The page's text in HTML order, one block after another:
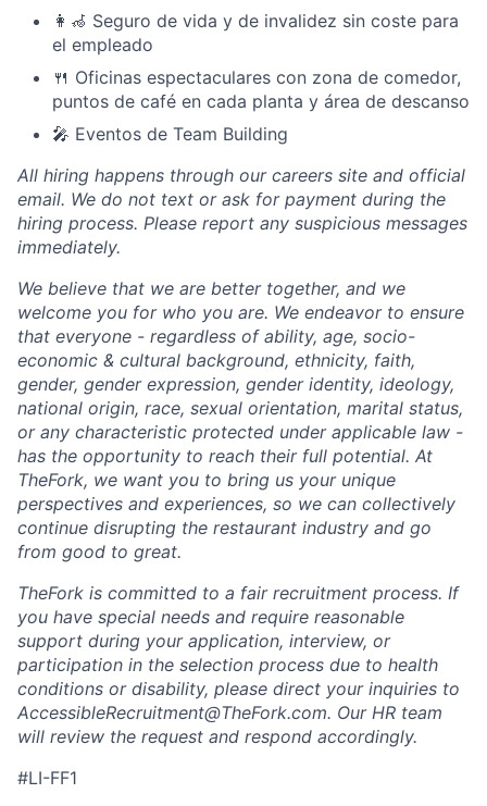
👩‍🦽 Seguro de vida y de invalidez sin coste para
el empleado
🍴 Oficinas espectaculares con zona de comedor,
puntos de café en cada planta y área de descanso
🎤 Eventos de Team Building
All hiring happens through our careers site and official
email. We do not text or ask for payment during the
hiring process. Please report any suspicious messages
immediately.
We believe that we are better together, and we
welcome you for who you are. We endeavor to ensure
that everyone - regardless of ability, age, socio-
economic & cultural background, ethnicity, faith,
gender, gender expression, gender identity, ideology,
national origin, race, sexual orientation, marital status,
or any characteristic protected under applicable law -
has the opportunity to reach their full potential. At
TheFork, we want you to bring us your unique
perspectives and experiences, so we can collectively
continue disrupting the restaurant industry and go
from good to great.
TheFork is committed to a fair recruitment process. If
you have special needs and require reasonable
support during your application, interview, or
participation in the selection process due to health
conditions or disability, please direct your inquiries to
AccessibleRecruitment@TheFork.com. Our HR team
will review the request and respond accordingly.
#LI-FF1